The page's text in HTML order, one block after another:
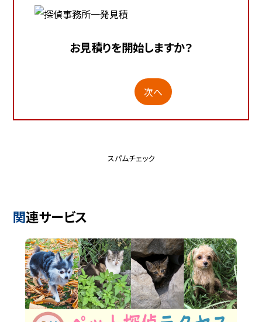
お見積りを開始しますか？
次へ
スパムチェック
関連サービス